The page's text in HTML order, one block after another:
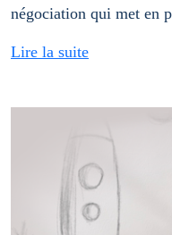
négociation qui met en
Lire la suite